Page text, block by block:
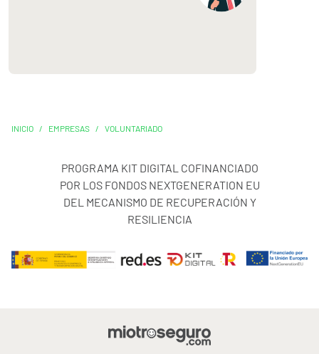
INICIO / EMPRESAS / VOLUNTARIADO
PROGRAMA KIT DIGITAL COFINANCIADO
POR LOS FONDOS NEXTGENERATION EU
DEL MECANISMO DE RECUPERACIÓN Y
RESILIENCIA